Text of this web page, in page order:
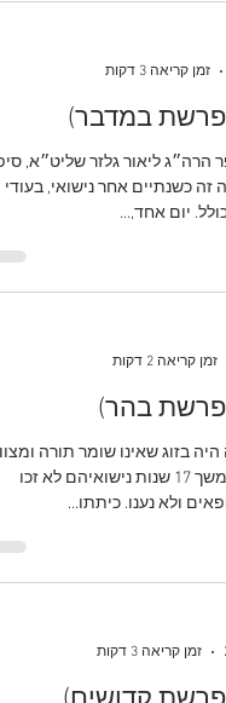
זמן קריאה 3 דקות
במדבר)
הרה״ג ליאור גלזר שליט״א,
זה כשנתיים אחר נישואי, בעודי
יום אחד,...
זמן קריאה 2 דקות
בהר)
בזוג שאינו שומר תורה
שגרו "בבאר שבע" ובמשך 17 שנות נישואיהם לא זכו
ולא נענו. כיתתו...
זמן קריאה 3 דקות